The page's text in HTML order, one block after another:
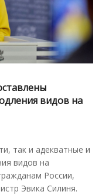
видов на
так и адекватные и
видов на
России,
Эвика Силиня.